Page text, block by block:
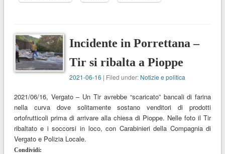
Incidente in Porrettana –
Tir si ribalta a Pioppe
2021-06-16 | Filed under: Notizie e politica
2021/06/16, Vergato – Un Tir avrebbe “scaricato” bancali di farina
nella curva dove solitamente sostano venditori di prodotti
ortofrutticoli prima di arrivare alla chiesa di Pioppe. Nelle foto il Tir
ribaltato e i soccorsi in loco, con Carabinieri della Compagnia di
Vergato e Polizia Locale.
Condividi: